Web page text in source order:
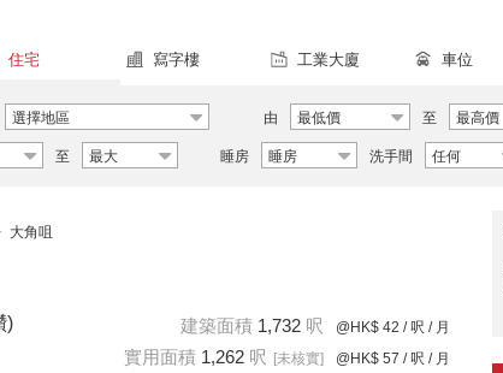
住宅 寫字樓 工業大廈 車位
選擇地區 由 最低價 至 最高價
至 最大 睡房 睡房 洗手間 任何
大角咀
) 建築面積 1,732 呎 @HK$ 42 / 呎 / 月
實用面積 1,262 呎 [未核實] @HK$ 57 / 呎 / 月